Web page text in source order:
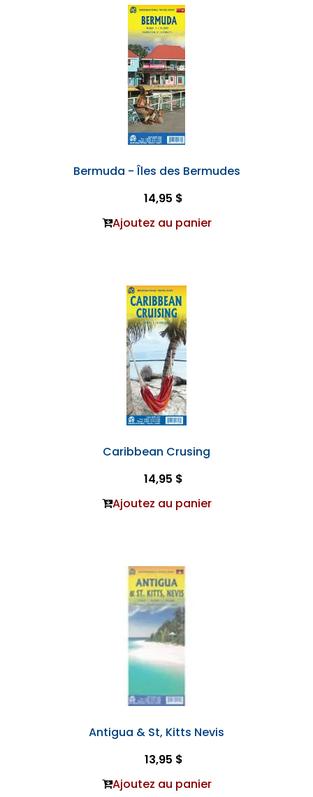
Bermuda - Îles des Bermudes
14,95 $
Ajoutez au panier
Caribbean Crusing
14,95 $
Ajoutez au panier
Antigua & St, Kitts Nevis
13,95 $
Ajoutez au panier